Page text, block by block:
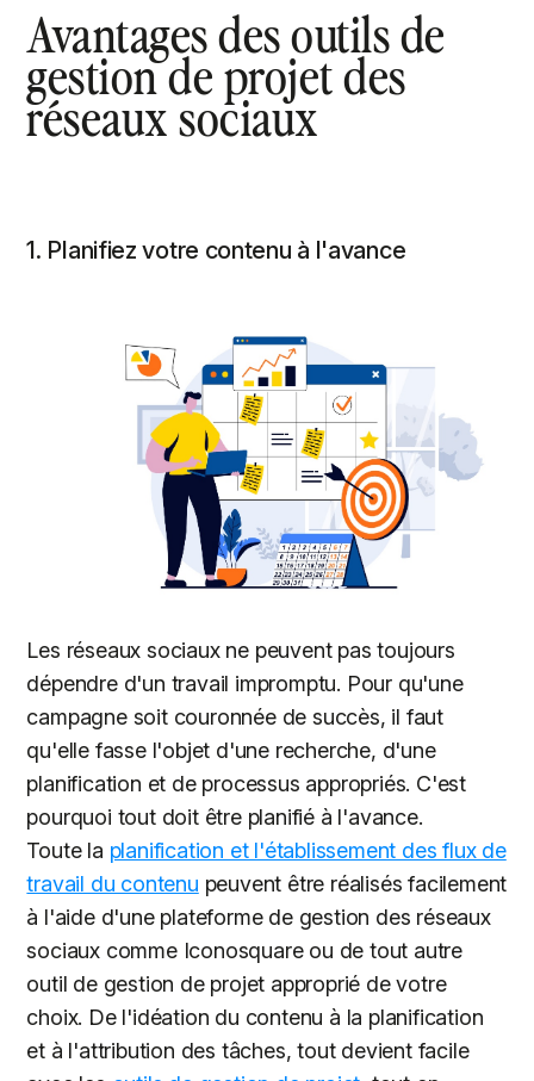
Avantages des outils de
gestion de projet des
réseaux sociaux
1. Planifiez votre contenu à l'avance
Les réseaux sociaux ne peuvent pas toujours
dépendre d'un travail impromptu. Pour qu'une
campagne soit couronnée de succès, il faut
qu'elle fasse l'objet d'une recherche, d'une
planification et de processus appropriés. C'est
pourquoi tout doit être planifié à l'avance.
Toute la planification et l'établissement des flux de
travail du contenu peuvent être réalisés facilement
à l'aide d'une plateforme de gestion des réseaux
sociaux comme Iconosquare ou de tout autre
outil de gestion de projet approprié de votre
choix. De l'idéation du contenu à la planification
et à l'attribution des tâches, tout devient facile